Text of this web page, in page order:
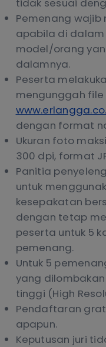
Pemenang wajib
apabila di
model/orang
dalamnya.
Peserta
mengunggah file
dengan format
Ukuran foto
300 dpi, format
Panitia
untuk
kesepakatan
dengan tetap
peserta untuk 5
pemenang.
Untuk 5
yang
tinggi (High
Pendaftaran
apapun.
Keputusan juri